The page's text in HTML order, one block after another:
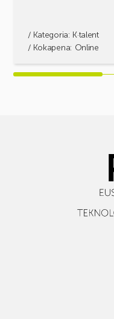
/ Kategoria: K·talent
/ Kokapena: Online